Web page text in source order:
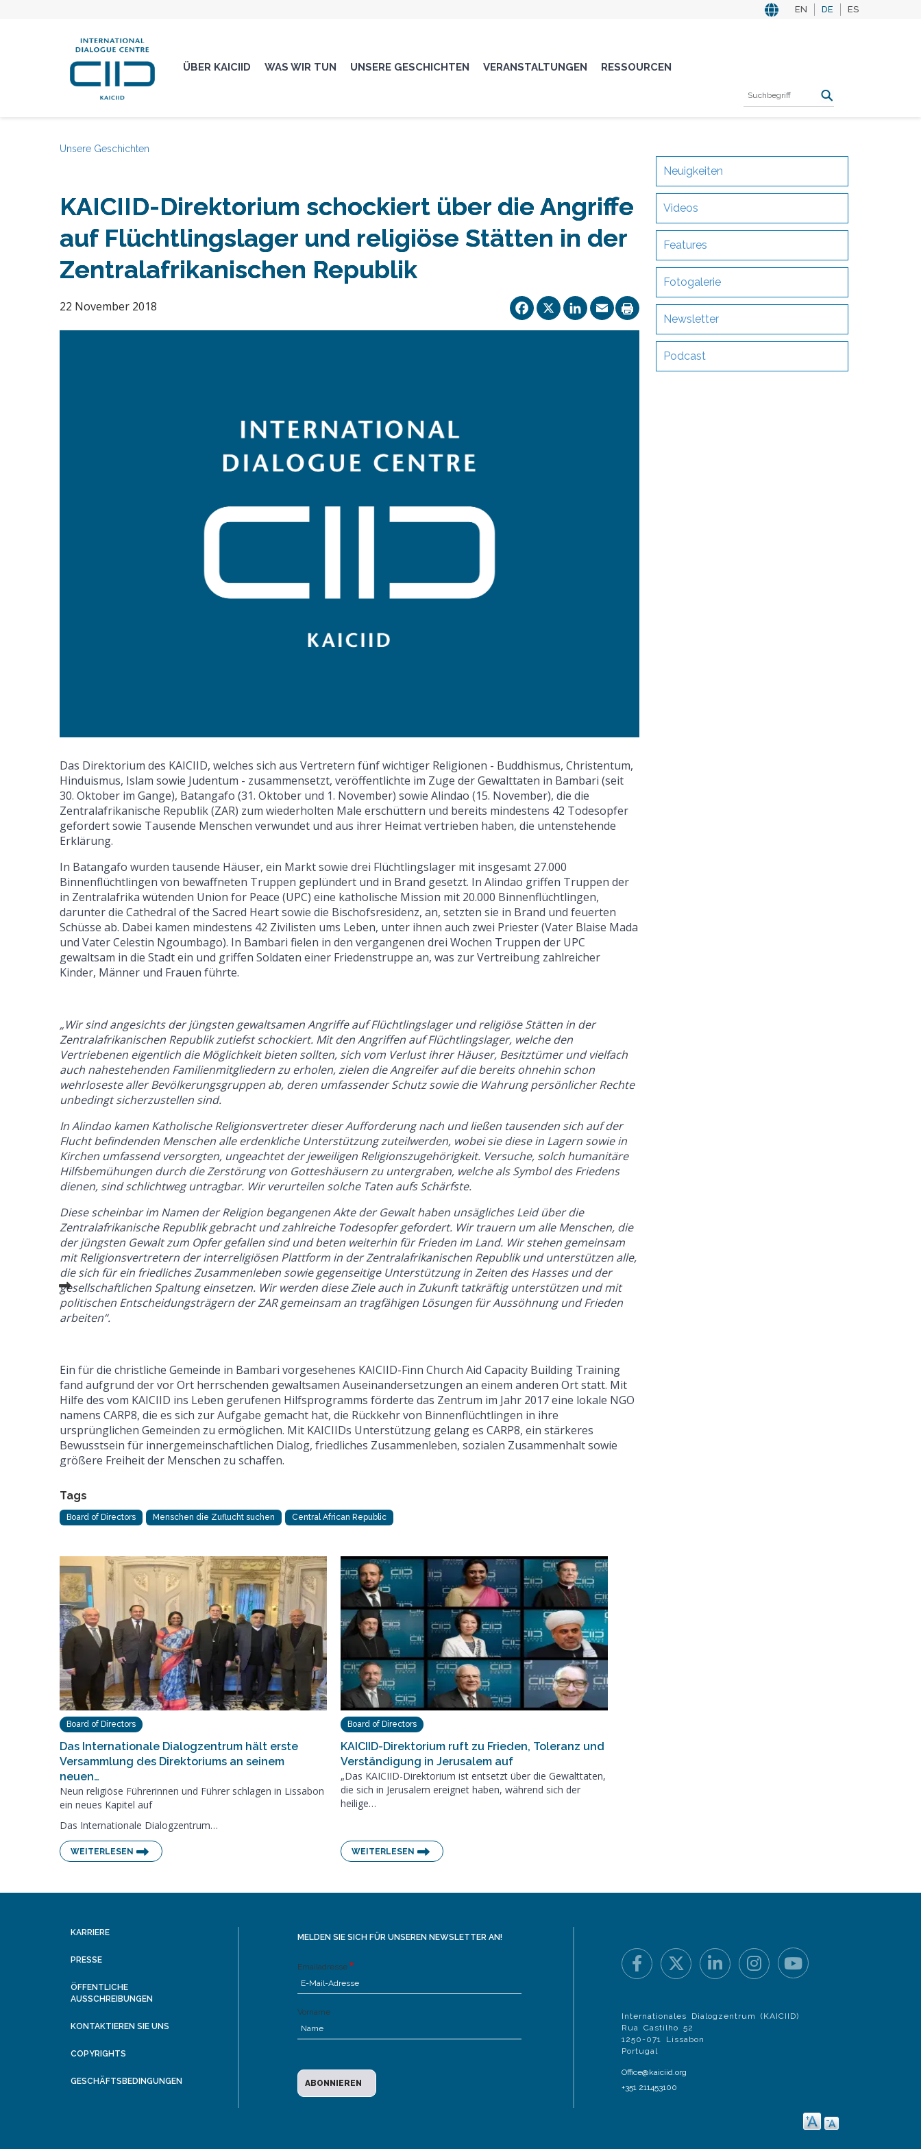
EN DE ES
ÜBER KAICIID WAS WIR TUN UNSERE GESCHICHTEN VERANSTALTUNGEN RESSOURCEN
Unsere Geschichten
KAICIID-Direktorium schockiert über die Angriffe
auf Flüchtlingslager und religiöse Stätten in der
Zentralafrikanischen Republik
22 November 2018 Facebook
X LinkedIn
Email
Das Direktorium des KAICIID, welches sich aus Vertretern fünf wichtiger Religionen - Buddhismus, Christentum,
Hinduismus, Islam sowie Judentum - zusammensetzt, veröffentlichte im Zuge der Gewalttaten in Bambari (seit
30. Oktober im Gange), Batangafo (31. Oktober und 1. November) sowie Alindao (15. November), die die
Zentralafrikanische Republik (ZAR) zum wiederholten Male erschüttern und bereits mindestens 42 Todesopfer
gefordert sowie Tausende Menschen verwundet und aus ihrer Heimat vertrieben haben, die untenstehende
Erklärung.
In Batangafo wurden tausende Häuser, ein Markt sowie drei Flüchtlingslager mit insgesamt 27.000
Binnenflüchtlingen von bewaffneten Truppen geplündert und in Brand gesetzt. In Alindao griffen Truppen der
in Zentralafrika wütenden Union for Peace (UPC) eine katholische Mission mit 20.000 Binnenflüchtlingen,
darunter die Cathedral of the Sacred Heart sowie die Bischofsresidenz, an, setzten sie in Brand und feuerten
Schüsse ab. Dabei kamen mindestens 42 Zivilisten ums Leben, unter ihnen auch zwei Priester (Vater Blaise Mada
und Vater Celestin Ngoumbago). In Bambari fielen in den vergangenen drei Wochen Truppen der UPC
gewaltsam in die Stadt ein und griffen Soldaten einer Friedenstruppe an, was zur Vertreibung zahlreicher
Kinder, Männer und Frauen führte.
„Wir sind angesichts der jüngsten gewaltsamen Angriffe auf Flüchtlingslager und religiöse Stätten in der
Zentralafrikanischen Republik zutiefst schockiert. Mit den Angriffen auf Flüchtlingslager, welche den
Vertriebenen eigentlich die Möglichkeit bieten sollten, sich vom Verlust ihrer Häuser, Besitztümer und vielfach
auch nahestehenden Familienmitgliedern zu erholen, zielen die Angreifer auf die bereits ohnehin schon
wehrloseste aller Bevölkerungsgruppen ab, deren umfassender Schutz sowie die Wahrung persönlicher Rechte
unbedingt sicherzustellen sind.
In Alindao kamen Katholische Religionsvertreter dieser Aufforderung nach und ließen tausenden sich auf der
Flucht befindenden Menschen alle erdenkliche Unterstützung zuteilwerden, wobei sie diese in Lagern sowie in
Kirchen umfassend versorgten, ungeachtet der jeweiligen Religionszugehörigkeit. Versuche, solch humanitäre
Hilfsbemühungen durch die Zerstörung von Gotteshäusern zu untergraben, welche als Symbol des Friedens
dienen, sind schlichtweg untragbar. Wir verurteilen solche Taten aufs Schärfste.
Diese scheinbar im Namen der Religion begangenen Akte der Gewalt haben unsägliches Leid über die
Zentralafrikanische Republik gebracht und zahlreiche Todesopfer gefordert. Wir trauern um alle Menschen, die
der jüngsten Gewalt zum Opfer gefallen sind und beten weiterhin für Frieden im Land. Wir stehen gemeinsam
mit Religionsvertretern der interreligiösen Plattform in der Zentralafrikanischen Republik und unterstützen alle,
die sich für ein friedliches Zusammenleben sowie gegenseitige Unterstützung in Zeiten des Hasses und der
gesellschaftlichen Spaltung einsetzen. Wir werden diese Ziele auch in Zukunft tatkräftig unterstützen und mit
politischen Entscheidungsträgern der ZAR gemeinsam an tragfähigen Lösungen für Aussöhnung und Frieden
arbeiten“.
Ein für die christliche Gemeinde in Bambari vorgesehenes KAICIID-Finn Church Aid Capacity Building Training
fand aufgrund der vor Ort herrschenden gewaltsamen Auseinandersetzungen an einem anderen Ort statt. Mit
Hilfe des vom KAICIID ins Leben gerufenen Hilfsprogramms förderte das Zentrum im Jahr 2017 eine lokale NGO
namens CARP8, die es sich zur Aufgabe gemacht hat, die Rückkehr von Binnenflüchtlingen in ihre
ursprünglichen Gemeinden zu ermöglichen. Mit KAICIIDs Unterstützung gelang es CARP8, ein stärkeres
Bewusstsein für innergemeinschaftlichen Dialog, friedliches Zusammenleben, sozialen Zusammenhalt sowie
größere Freiheit der Menschen zu schaffen.
Tags
Board of Directors Menschen die Zuflucht suchen Central African Republic
Neuigkeiten
Videos
Features
Fotogalerie
Newsletter
Podcast
Board of Directors
Das Internationale Dialogzentrum hält erste
Versammlung des Direktoriums an seinem
neuen…
Neun religiöse Führerinnen und Führer schlagen in Lissabon
ein neues Kapitel auf
Das Internationale Dialogzentrum…
WEITERLESEN
Board of Directors
KAICIID-Direktorium ruft zu Frieden, Toleranz und
Verständigung in Jerusalem auf
„Das KAICIID-Direktorium ist entsetzt über die Gewalttaten,
die sich in Jerusalem ereignet haben, während sich der
heilige…
WEITERLESEN
KARRIERE
PRESSE
ÖFFENTLICHE
AUSSCHREIBUNGEN
KONTAKTIEREN SIE UNS
COPYRIGHTS
GESCHÄFTSBEDINGUNGEN
MELDEN SIE SICH FÜR UNSEREN NEWSLETTER AN!
Emailadresse
Vorname
Internationales Dialogzentrum (KAICIID)
Rua Castilho 52
1250-071 Lissabon
Portugal
Office@kaiciid.org
+351 211453100